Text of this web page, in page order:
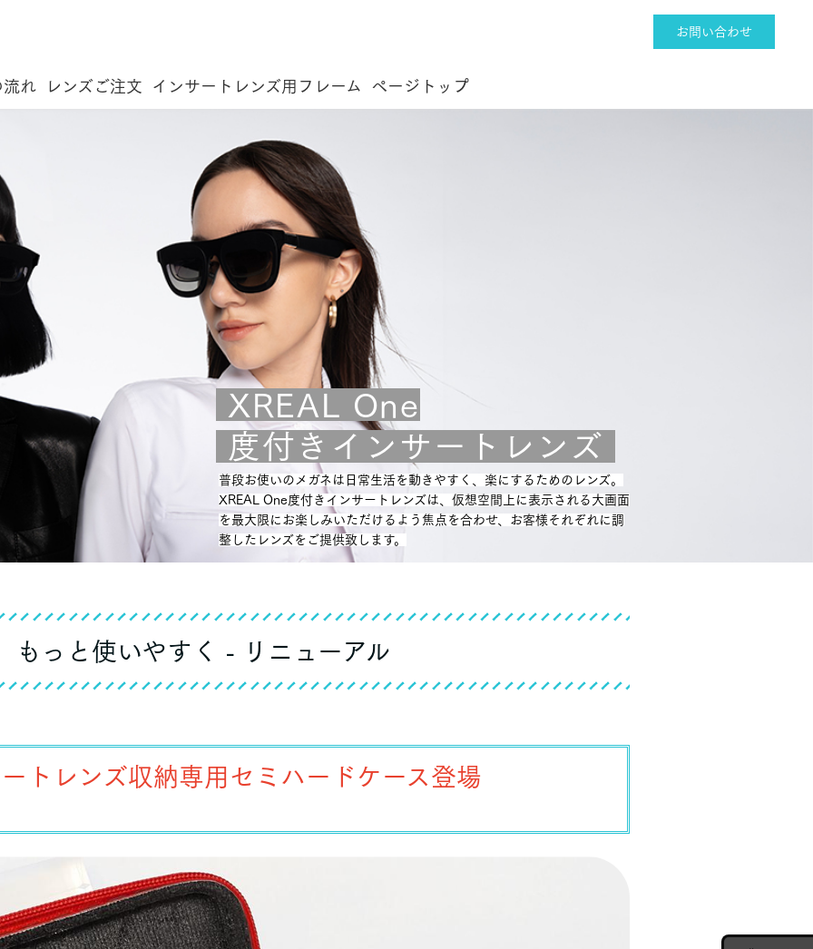
お問い合わせ
流れ レンズご注文 インサートレンズ用フレーム ページトップ
XREAL One
度付きインサートレンズ
普段お使いのメガネは日常生活を動きやすく、楽にするためのレンズ。
XREAL One度付きインサートレンズは、仮想空間上に表示される大画面
を最大限にお楽しみいただけるよう焦点を合わせ、お客様それぞれに調
整したレンズをご提供致します。
もっと使いやすく - リニューアル
トレンズ収納専用セミハードケース登場